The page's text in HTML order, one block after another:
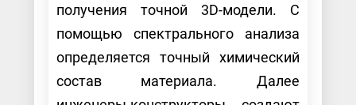
получения точной 3D-модели. С
помощью спектрального анализа
определяется точный химический
состав материала. Далее